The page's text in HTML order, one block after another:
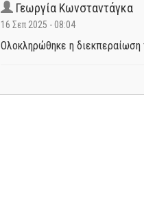
Γεωργία Κωνσταντάγκα
16 Σεπ 2025 - 08:04
Ολοκληρώθηκε η